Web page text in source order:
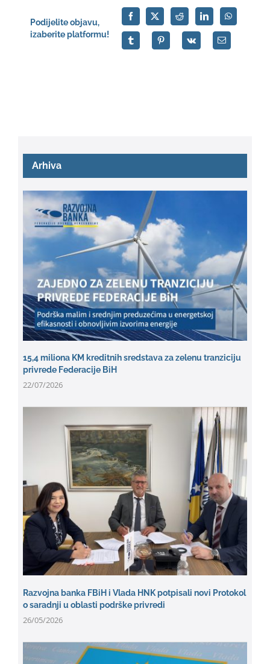
Podijelite objavu,
izaberite platformu!
Arhiva
15,4 miliona KM kreditnih sredstava za zelenu tranziciju
privrede Federacije BiH
22/07/2026
Razvojna banka FBiH i Vlada HNK potpisali novi Protokol
o saradnji u oblasti podrške privredi
26/05/2026